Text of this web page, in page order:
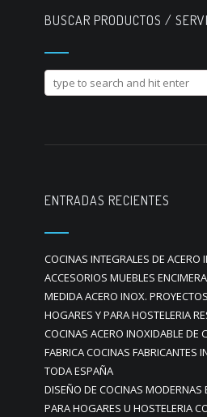
BUSCAR PRODUCTOS /
ENTRADAS RECIENTES
COCINAS INTEGRALES DE ACERO
ACCESORIOS MUEBLES
MEDIDA ACERO INOX.
HOGARES Y PARA HOSTELERIA
COCINAS ACERO INOXIDABLE DE
FABRICA COCINAS FABRICANTES
TODA ESPAÑA
DISEÑO DE COCINAS MODERNAS
PARA HOGARES U HOSTELERIA